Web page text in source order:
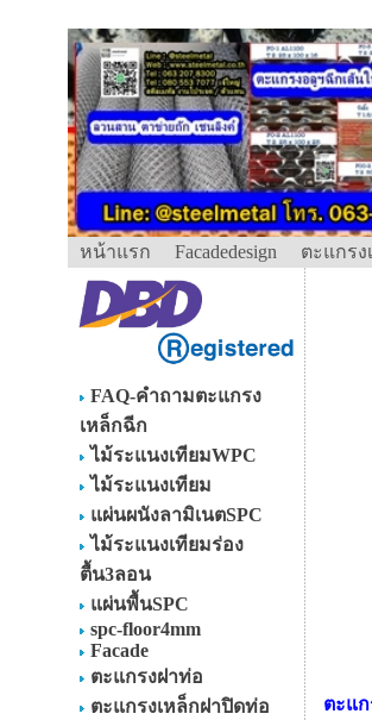
หน้าแรก Facadedesign ตะแกร
FAQ-คำถามตะแกรง
เหล็กฉีก
ไม้ระแนงเทียมWPC
ไม้ระแนงเทียม
แผ่นผนังลามิเนตSPC
ไม้ระแนงเทียมร่อง
ตื้น3ลอน
แผ่นพื้นSPC
spc-floor4mm
Facade
ตะแกรงฝาท่อ
ตะแกรงเหล็กฝาปิดท่อ
ตะแก